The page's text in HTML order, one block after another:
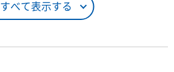
すべて表示する
100％（割引率 0％）